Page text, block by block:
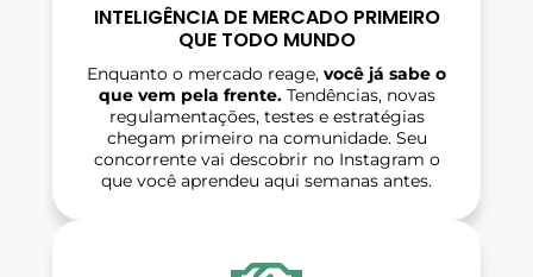
INTELIGÊNCIA DE MERCADO PRIMEIRO
QUE TODO MUNDO
Enquanto o mercado reage, você já sabe o
que vem pela frente.Tendências, novas
regulamentações, testes e estratégias
chegam primeiro na comunidade. Seu
concorrente vai descobrir no Instagram o
que você aprendeu aqui semanas antes.